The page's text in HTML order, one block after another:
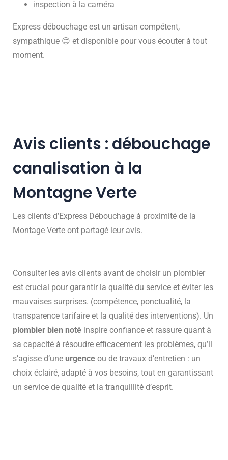
inspection à la caméra
Express débouchage est un artisan compétent,
sympathique 😊 et disponible pour vous écouter à tout
moment.
Avis clients : débouchage
canalisation à la
Montagne Verte
Les clients d’Express Débouchage à proximité de la
Montage Verte ont partagé leur avis.
Consulter les avis clients avant de choisir un plombier
est crucial pour garantir la qualité du service et éviter les
mauvaises surprises. (compétence, ponctualité, la
transparence tarifaire et la qualité des interventions). Un
plombier bien noté inspire confiance et rassure quant à
sa capacité à résoudre efficacement les problèmes, qu’il
s’agisse d’une urgence ou de travaux d’entretien : un
choix éclairé, adapté à vos besoins, tout en garantissant
un service de qualité et la tranquillité d’esprit.